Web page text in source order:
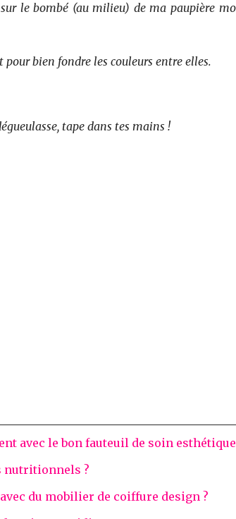
le bombé (au milieu) de ma paupière
bien fondre les couleurs entre elles.
tape dans tes mains !
avec le bon fauteuil de soin esthétique
nutritionnels ?
du mobilier de coiffure design ?